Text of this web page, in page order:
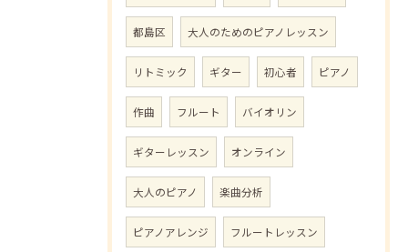
都島区 大人のためのピアノレッスン
リトミック ギター 初心者 ピアノ
作曲 フルート バイオリン
ギターレッスン オンライン
大人のピアノ 楽曲分析
ピアノアレンジ フルートレッスン